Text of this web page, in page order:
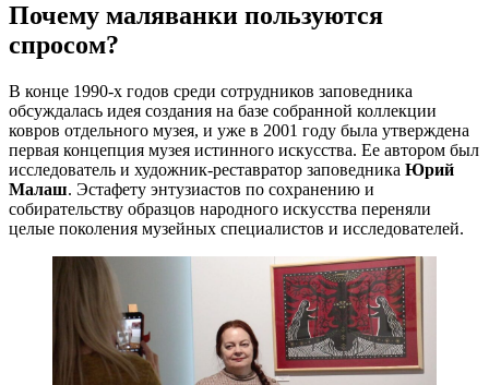
Почему маляванки пользуются
спросом?
В конце 1990-х годов среди сотрудников заповедника
обсуждалась идея создания на базе собранной коллекции
ковров отдельного музея, и уже в 2001 году была утверждена
первая концепция музея истинного искусства. Ее автором был
исследователь и художник-реставратор заповедника Юрий
Малаш. Эстафету энтузиастов по сохранению и
собирательству образцов народного искусства переняли
целые поколения музейных специалистов и исследователей.